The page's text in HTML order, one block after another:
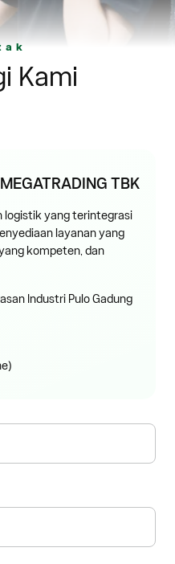
Kami
TBK
logistik yang terintegrasi
layanan yang
kompeten, dan
Industri Pulo Gadung